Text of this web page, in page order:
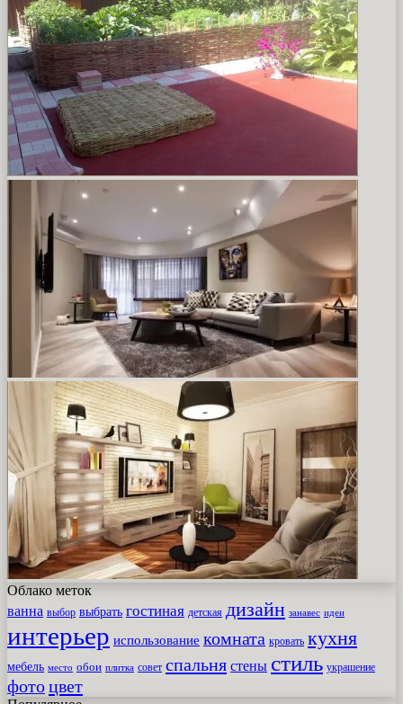
Облако меток
ванна выбор выбрать гостиная детская дизайн занавес идеи
интерьер использование комната кровать кухня
мебель место обои плитка совет спальня стены стиль украшение
фотоцвет